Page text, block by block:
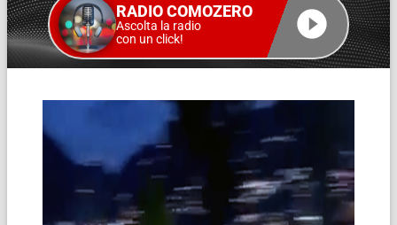
RADIO COMOZERO
Ascolta la radio
con un click!